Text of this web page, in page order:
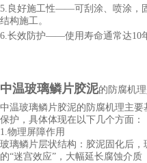
5.良好施工性——可刮涂、喷涂，
结构施工。
6.长效防护——使用寿命通常达10
中温玻璃鳞片胶泥的防腐机
中温玻璃鳞片胶泥的防腐机理主
保护，具体体现在以下几个方面：
1.物理屏障作用
玻璃鳞片层状结构：胶泥固化后
的“迷宫效应”，大幅延长腐蚀介